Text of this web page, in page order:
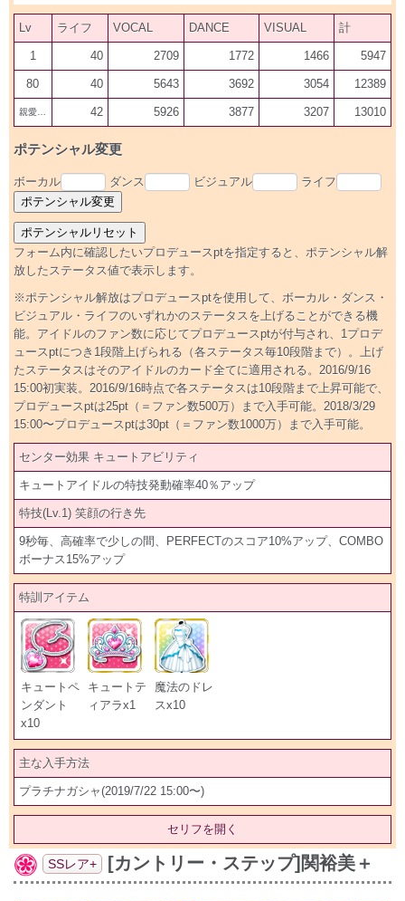
Lv ライフ VOCAL DANCE VISUAL 計
1 40 2709 1772 1466 5947
80 40 5643 3692 3054 12389
親愛200 42 5926 3877 3207 13010
ポテンシャル変更
ボーカル ダンス ビジュアル ライフ
フォーム内に確認したいプロデュースptを指定すると、ポテンシャル解
放したステータス値で表示します。
※ポテンシャル解放はプロデュースptを使用して、ボーカル・ダンス・
ビジュアル・ライフのいずれかのステータスを上げることができる機
能。アイドルのファン数に応じてプロデュースptが付与され、1プロデ
ュースptにつき1段階上げられる（各ステータス毎10段階まで）。上げ
たステータスはそのアイドルのカード全てに適用される。2016/9/16
15:00初実装。2016/9/16時点で各ステータスは10段階まで上昇可能で、
プロデュースptは25pt（＝ファン数500万）まで入手可能。2018/3/29
15:00〜プロデュースptは30pt（＝ファン数1000万）まで入手可能。
センター効果 キュートアビリティ
キュートアイドルの特技発動確率40％アップ
特技(Lv.1) 笑顔の行き先
9秒毎、高確率で少しの間、PERFECTのスコア10%アップ、COMBO
ボーナス15%アップ
特訓アイテム
キュートペ
ンダント
x10
キュートテ
ィアラx1
魔法のドレ
スx10
主な入手方法
プラチナガシャ(2019/7/22 15:00〜)
セリフを開く
SSレア+ [カントリー・ステップ]関裕美＋